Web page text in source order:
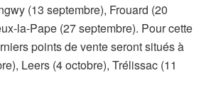
(13 septembre), Frouard (20
la-Pape (27 septembre). Pour cette
points de vente seront situés à
Leers (4 octobre), Trélissac (11